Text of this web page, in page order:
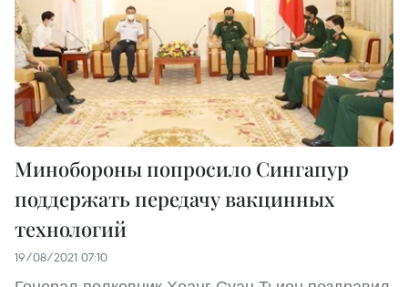
Минобороны попросило Сингапур
поддержать передачу вакцинных
технологий
19/08/2021 07:10